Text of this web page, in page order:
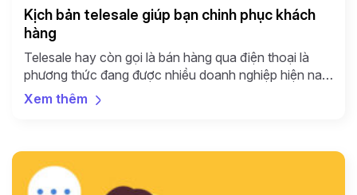
Kịch bản telesale giúp bạn chinh phục khách
hàng
Telesale hay còn gọi là bán hàng qua điện thoại là
phương thức đang được nhiều doanh nghiệp hiện nay
áp dụng để tiếp cận khách hàng và giới thiệu, chào
bán sản phẩm của mình đến tay khách hàng. Tuy
Xem thêm